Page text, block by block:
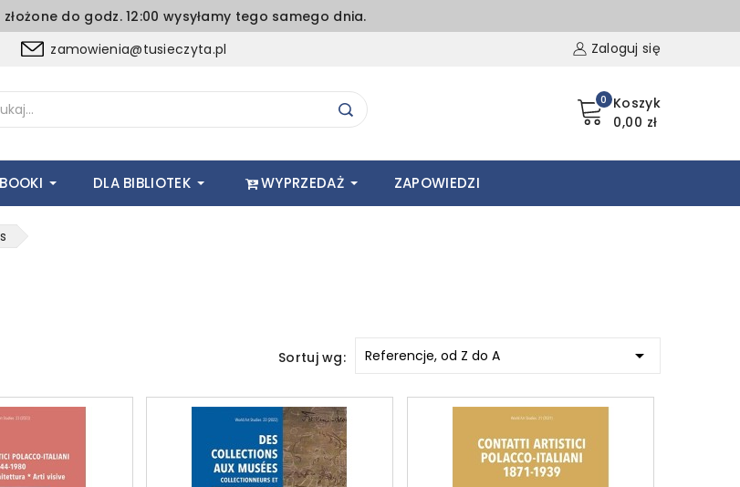
do godz. 12:00 wysyłamy tego samego dnia.
zamowienia@tusieczyta.pl Zaloguj się
0 Koszyk
0,00 zł
DLA BIBLIOTEK WYPRZEDAŻ ZAPOWIEDZI
Sortuj wg: Referencje, od Z do A 